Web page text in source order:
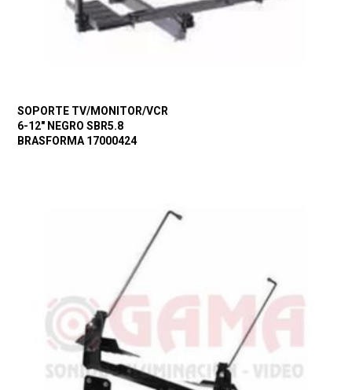
SOPORTE TV/MONITOR/VCR
6-12″ NEGRO SBR5.8
BRASFORMA 17000424